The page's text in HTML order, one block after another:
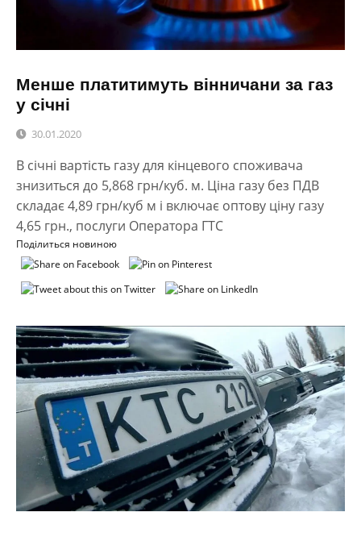
Менше платитимуть вінничани за газ
у січні
30.01.2020
В січні вартість газу для кінцевого споживача
знизиться до 5,868 грн/куб. м. Ціна газу без ПДВ
складає 4,89 грн/куб м і включає оптову ціну газу
4,65 грн., послуги Оператора ГТС
Поділиться новиною